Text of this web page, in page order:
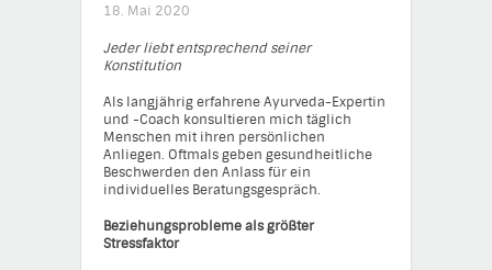
18. Mai 2020
Jeder liebt entsprechend seiner
Konstitution
Als langjährig erfahrene Ayurveda-Expertin
und -Coach konsultieren mich täglich
Menschen mit ihren persönlichen
Anliegen. Oftmals geben gesundheitliche
Beschwerden den Anlass für ein
individuelles Beratungsgespräch.
Beziehungsprobleme als größter
Stressfaktor